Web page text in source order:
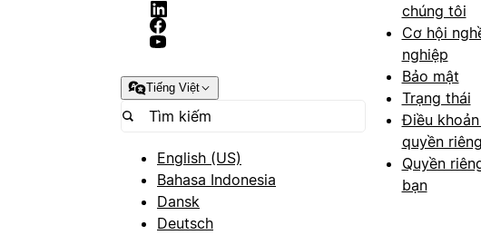
Tiếng Việt
English (US)
Bahasa Indonesia
Dansk
Deutsch
chúng tôi
Cơ hội
nghiệp
Bảo mật
Trạng thái
Điều
quyền
Quyền
bạn